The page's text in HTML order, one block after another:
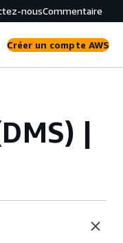
nousCommentaire
Créer un compte AWS
|